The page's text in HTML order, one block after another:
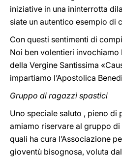
iniziative in una ininterrotta
siate un autentico esempio di
Con questi sentimenti di
Noi ben volentieri
della Vergine Santissima
impartiamo l’Apostolica
Gruppo di ragazzi spastici
Uno speciale saluto , pieno di
amiamo riservare al gruppo
quali ha cura l’Associazione
gioventù bisognosa, voluta